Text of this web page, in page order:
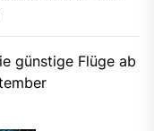
günstige Flüge ab